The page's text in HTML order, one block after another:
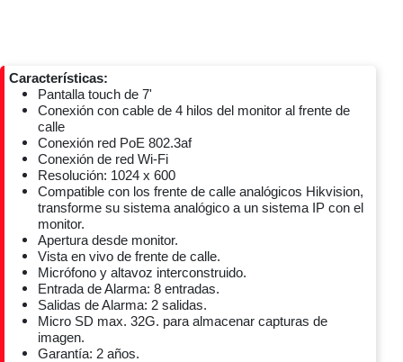
Características:
Pantalla touch de 7'
Conexión con cable de 4 hilos del monitor al frente de
calle
Conexión red PoE 802.3af
Conexión de red Wi-Fi
Resolución: 1024 x 600
Compatible con los frente de calle analógicos Hikvision,
transforme su sistema analógico a un sistema IP con el
monitor.
Apertura desde monitor.
Vista en vivo de frente de calle.
Micrófono y altavoz interconstruido.
Entrada de Alarma: 8 entradas.
Salidas de Alarma: 2 salidas.
Micro SD max. 32G. para almacenar capturas de
imagen.
Garantía: 2 años.